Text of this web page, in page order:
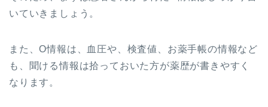
いていきましょう。
また、O情報は、血圧や、検査値、お薬手帳の情報など
も、聞ける情報は拾っておいた方が薬歴が書きやすく
なります。